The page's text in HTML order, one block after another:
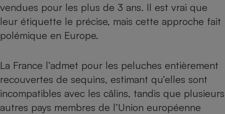
vendues pour les plus de 3 ans. Il est vrai que
leur étiquette le précise, mais cette approche fait
polémique en Europe.
La France l’admet pour les peluches entièrement
recouvertes de sequins, estimant qu’elles sont
incompatibles avec les câlins, tandis que plusieurs
autres pays membres de l’Union européenne
Climatiseur -
Ventilateur